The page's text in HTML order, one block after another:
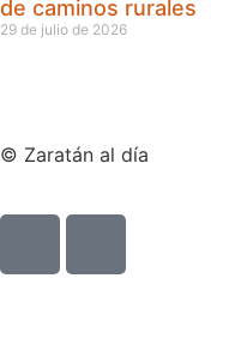
de caminos rurales
29 de julio de 2026
© Zaratán al día